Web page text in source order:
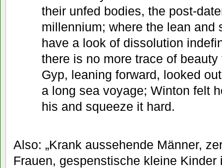
their unfed bodies, the post-
millennium; where the lean and
have a look of dissolution
there is no more trace of
Gyp, leaning forward, looked
a long sea voyage; Winton felt
his and squeeze it hard.
Also: „Krank aussehende Männer,
Frauen, gespenstische kleine